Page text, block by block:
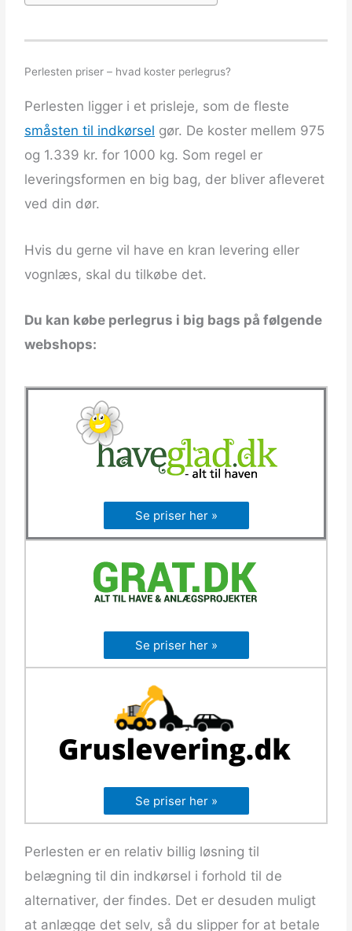
Perlesten priser – hvad koster perlegrus?
Perlesten ligger i et prisleje, som de fleste
småsten til indkørsel gør. De koster mellem 975
og 1.339 kr. for 1000 kg. Som regel er
leveringsformen en big bag, der bliver afleveret
ved din dør.
Hvis du gerne vil have en kran levering eller
vognlæs, skal du tilkøbe det.
Du kan købe perlegrus i big bags på følgende
webshops:
Se priser her »
Se priser her »
Se priser her »
Perlesten er en relativ billig løsning til
belægning til din indkørsel i forhold til de
alternativer, der findes. Det er desuden muligt
at anlægge det selv, så du slipper for at betale